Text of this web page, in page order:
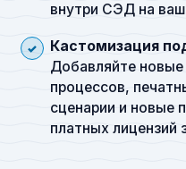
внутри СЭД на
Кастомизация
Добавляйте
процессов,
сценарии и новые
платных лицензий